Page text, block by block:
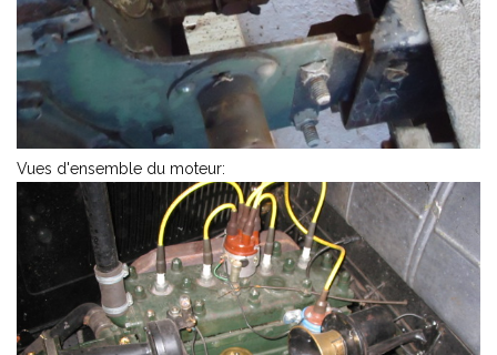
Vues d'ensemble du moteur: